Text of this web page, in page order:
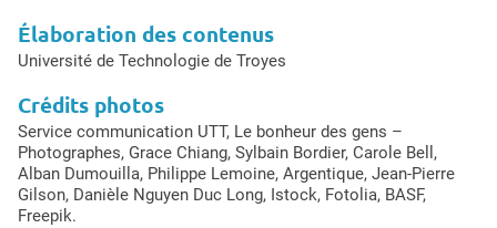
Élaboration des contenus
Université de Technologie de Troyes
Crédits photos
Service communication UTT, Le bonheur des gens –
Photographes, Grace Chiang, Sylbain Bordier, Carole Bell,
Alban Dumouilla, Philippe Lemoine, Argentique, Jean-Pierre
Gilson, Danièle Nguyen Duc Long, Istock, Fotolia, BASF,
Freepik.